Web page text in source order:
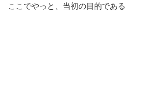
ここでやっと、当初の目的である